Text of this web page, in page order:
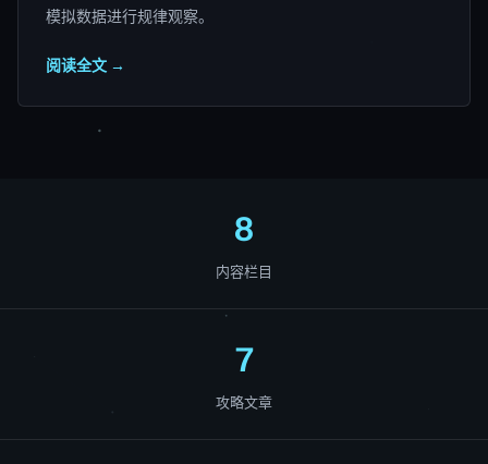
模拟数据进行规律观察。
阅读全文 →
8
内容栏目
7
攻略文章